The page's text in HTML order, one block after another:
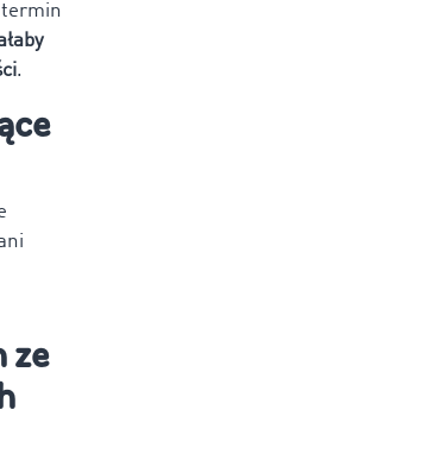
termin
.
ze